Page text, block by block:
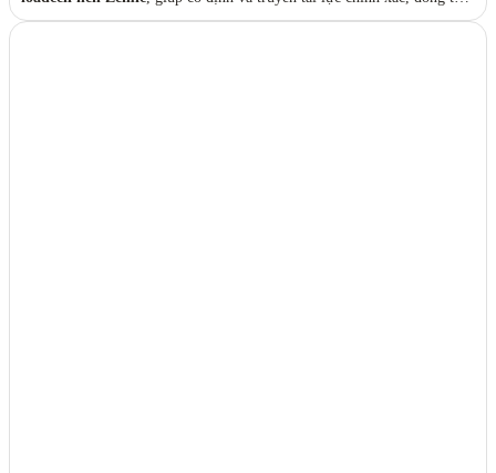
giảm thiểu sai số do lệch tâm hoặc dao động cơ học trong quá trình cân.